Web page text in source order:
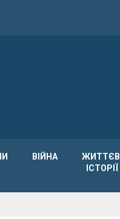
ВІЙНА
ЖИТТЄВІ
ІСТОРІЇ